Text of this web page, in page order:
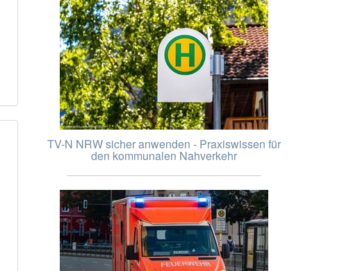
TV-N NRW sicher anwenden - Praxiswissen für
den kommunalen Nahverkehr